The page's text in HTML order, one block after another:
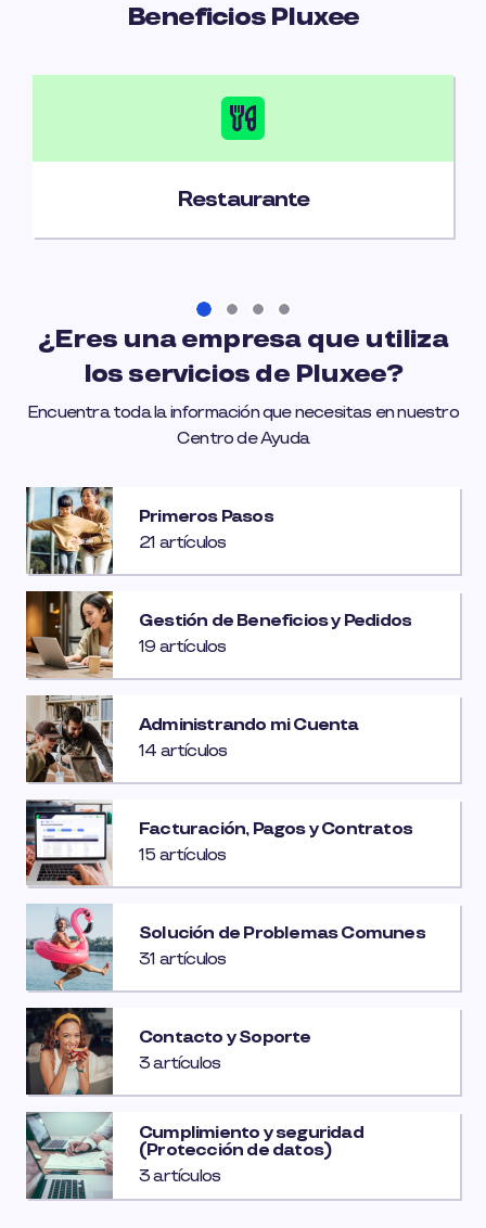
Beneficios Pluxee
Restaurante
¿Eres una empresa que utiliza
los servicios de Pluxee?
Encuentra toda la información que necesitas en nuestro
Centro de Ayuda
Primeros Pasos
21 artículos
Gestión de Beneficios y Pedidos
19 artículos
Administrando mi Cuenta
14 artículos
Facturación, Pagos y Contratos
15 artículos
Solución de Problemas Comunes
31 artículos
Contacto y Soporte
3 artículos
Cumplimiento y seguridad
(Protección de datos)
3 artículos